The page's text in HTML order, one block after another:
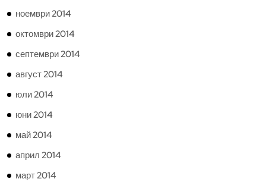
ноември 2014
октомври 2014
септември 2014
август 2014
юли 2014
юни 2014
май 2014
април 2014
март 2014